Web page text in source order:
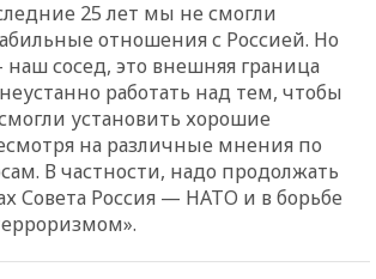
25 лет мы не смогли
отношения с Россией. Но
сосед, это внешняя граница
работать над тем, чтобы
установить хорошие
на различные мнения по
В частности, надо продолжать
Совета Россия — НАТО и в борьбе